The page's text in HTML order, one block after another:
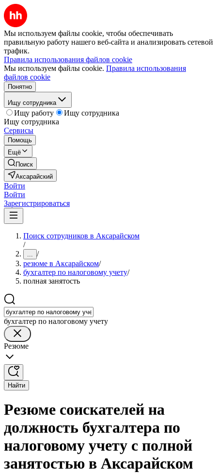
Мы используем файлы cookie, чтобы обеспечивать
правильную работу нашего веб-сайта и анализировать сетевой
трафик.
Правила использования файлов cookie
Мы используем файлы cookie. Правила использования
файлов cookie
Понятно
Ищу сотрудника
Ищу работу
Ищу сотрудника
Ищу сотрудника
Сервисы
Помощь
Ещё
Поиск
Аксарайский
Войти
Войти
Зарегистрироваться
Поиск сотрудников в Аксарайском
/
... /
резюме в Аксарайском/
бухгалтер по налоговому учету/
полная занятость
бухгалтер по налоговому учету
Резюме
Найти
Резюме соискателей на
должность бухгалтера по
налоговому учету с полной
занятостью в Аксарайском